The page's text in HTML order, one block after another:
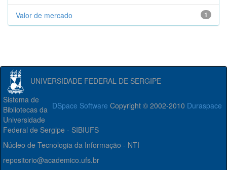
1
Valor de mercado
UNIVERSIDADE FEDERAL DE SERGIPE
DSpace Software Copyright © 2002-2010 Duraspace
Sistema de
Bibliotecas da
Universidade
Federal de Sergipe - SIBIUFS
Núcleo de Tecnologia da Informação - NTI
repositorio@academico.ufs.br